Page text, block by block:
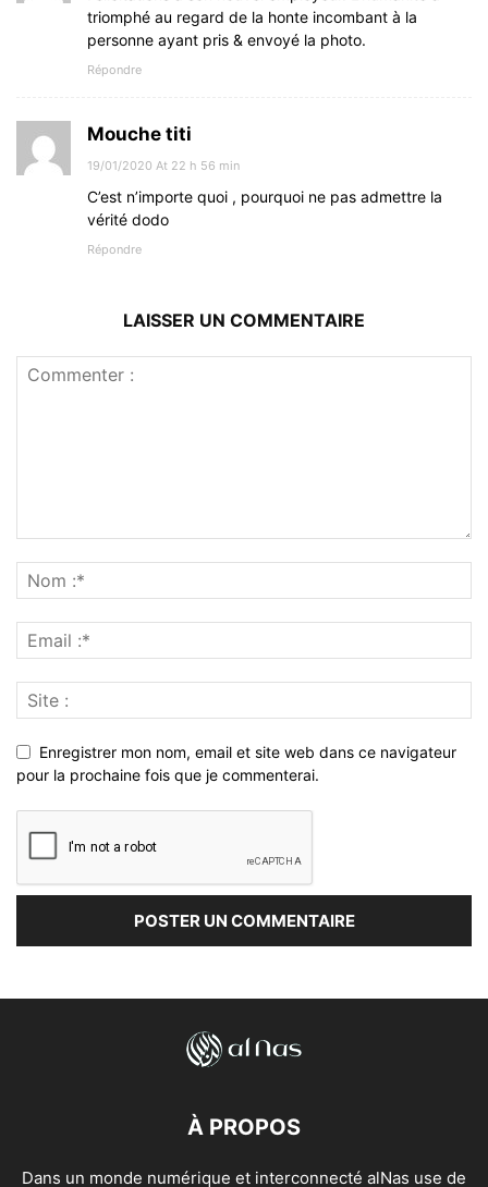
triomphé au regard de la honte incombant à la
personne ayant pris & envoyé la photo.
Répondre
Mouche titi
19/01/2020 At 22 h 56 min
C’est n’importe quoi , pourquoi ne pas admettre la
vérité dodo
Répondre
LAISSER UN COMMENTAIRE
Enregistrer mon nom, email et site web dans ce navigateur
pour la prochaine fois que je commenterai.
À PROPOS
Dans un monde numérique et interconnecté alNas use de